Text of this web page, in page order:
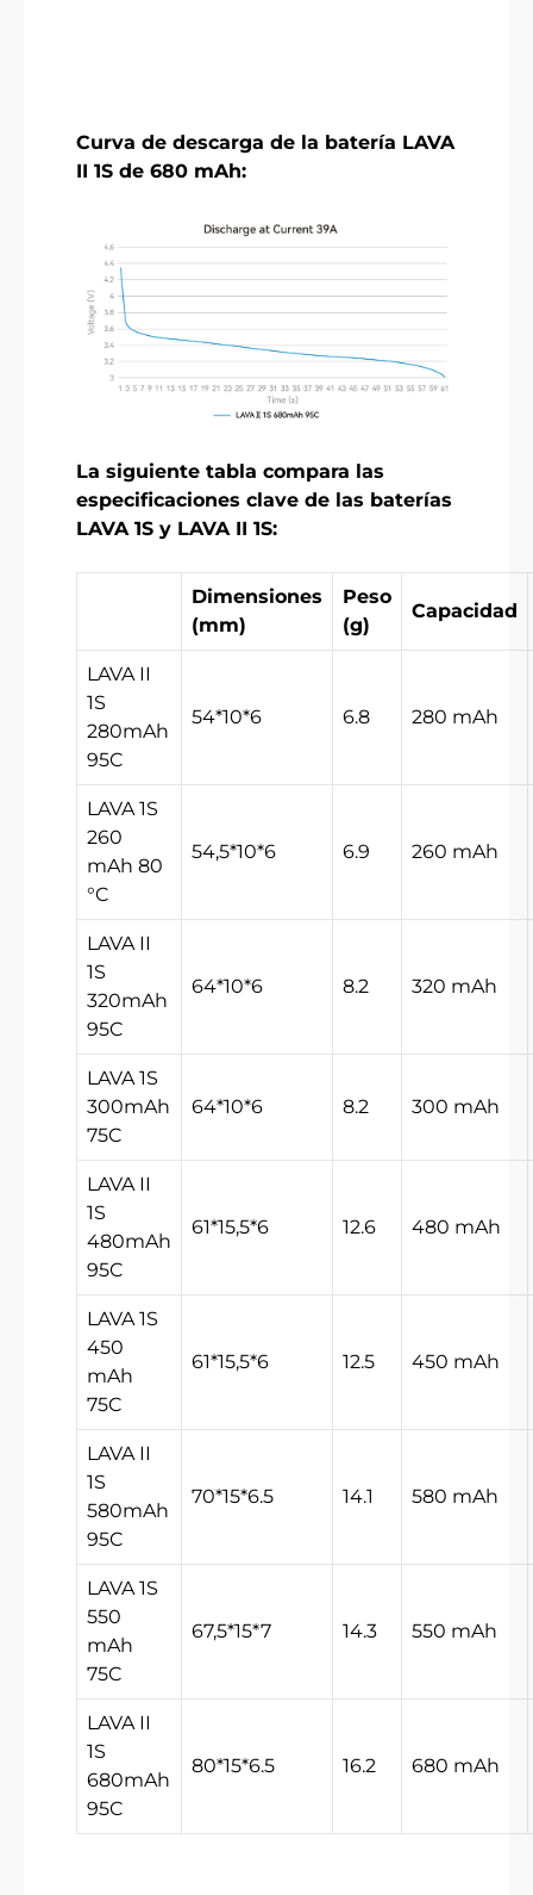
Curva de descarga de la batería LAVA
II 1S de 680 mAh:
La siguiente tabla compara las
especificaciones clave de las baterías
LAVA 1S y LAVA II 1S:
Dimensiones
(mm)
Peso
(g)
Capacidad
LAVA II
1S
280mAh
95C
54*10*6 6.8 280 mAh
LAVA 1S
260
mAh 80
°C
54,5*10*6 6.9 260 mAh
LAVA II
1S
320mAh
95C
64*10*6 8.2 320 mAh
LAVA 1S
300mAh
75C
64*10*6 8.2 300 mAh
LAVA II
1S
480mAh
95C
61*15,5*6 12.6 480 mAh
LAVA 1S
450
mAh
75C
61*15,5*6 12.5 450 mAh
LAVA II
1S
580mAh
95C
70*15*6.5 14.1 580 mAh
LAVA 1S
550
mAh
75C
67,5*15*7 14.3 550 mAh
LAVA II
1S
680mAh
95C
80*15*6.5 16.2 680 mAh